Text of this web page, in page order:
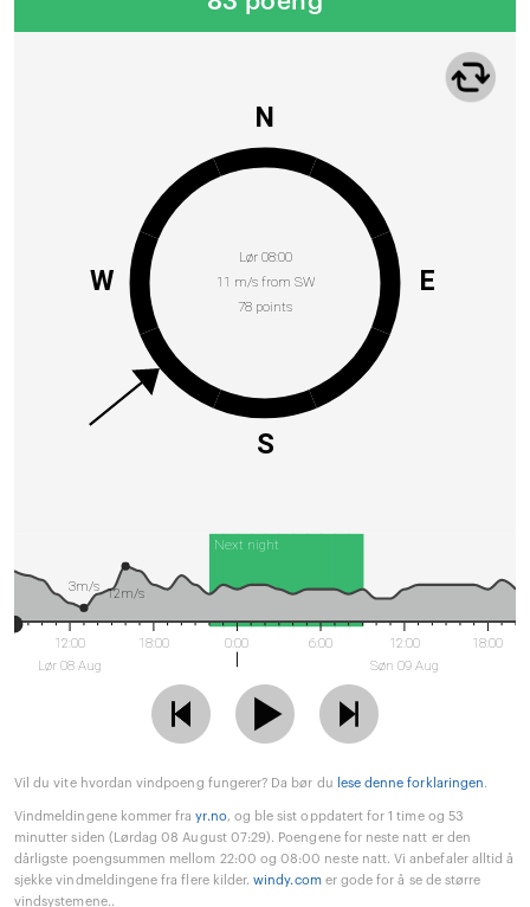
Lør 08:00
11 m/s from SW
78 points
N
E
S
W
Next night
12:00
Lør 08 Aug
18:00 0:00 6:00
12:00
Søn 09 Aug
18:00
12m/s
3m/s
Vil du vite hvordan vindpoeng fungerer? Da bør du lese denne forklaringen.
Vindmeldingene kommer frayr.no, og ble sist oppdatert for 1 time og 53
minutter siden (Lørdag 08 August 07:29). Poengene for neste natt er den
dårligste poengsummen mellom 22:00 og 08:00 neste natt. Vi anbefaler alltid å
sjekke vindmeldingene fra flere kilder.windy.comer gode for å se de større
vindsystemene..